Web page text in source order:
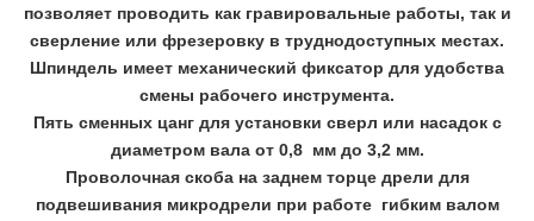
позволяет проводить как гравировальные работы, так и
сверление или фрезеровку в труднодоступных местах.
Шпиндель имеет механический фиксатор для удобства
смены рабочего инструмента.
Пять сменных цанг для установки сверл или насадок с
диаметром вала от 0,8 мм до 3,2 мм.
Проволочная скоба на заднем торце дрели для
подвешивания микродрели при работе гибким валом